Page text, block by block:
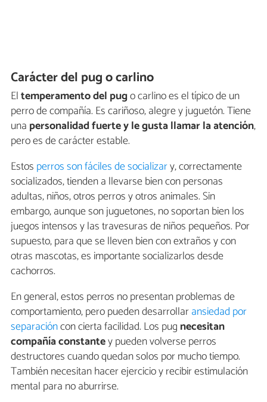
Carácter del pug o carlino
Eltemperamento del pugo carlino es el típico de un
perro de compañía. Es cariñoso, alegre y juguetón. Tiene
una personalidad fuertey le gusta llamar la atención,
pero es de carácter estable.
Estos perros son fáciles de socializary, correctamente
socializados, tienden a llevarse bien con personas
adultas, niños, otros perros y otros animales. Sin
embargo, aunque son juguetones, no soportan bien los
juegos intensos y las travesuras de niños pequeños. Por
supuesto, para que se lleven bien con extraños y con
otras mascotas, es importante socializarlos desde
cachorros.
En general, estos perros no presentan problemas de
comportamiento, pero pueden desarrollaransiedad por
separacióncon cierta facilidad. Los pug necesitan
compañía constantey pueden volverse perros
destructores cuando quedan solos por mucho tiempo.
También necesitan hacer ejercicio y recibir estimulación
mental para no aburrirse.